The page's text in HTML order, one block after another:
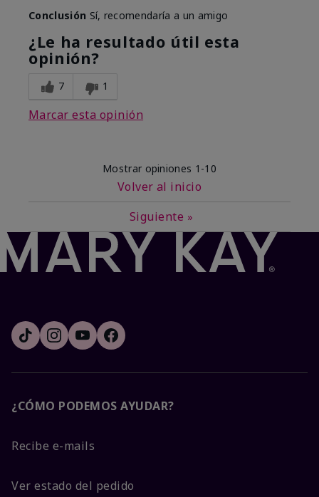
Conclusión Sí, recomendaría a un amigo
¿Le ha resultado útil esta
opinión?
7 1
Marcar esta opinión
Mostrar opiniones 1-10
Volver al inicio
Siguiente »
¿CÓMO PODEMOS AYUDAR?
Recibe e-mails
Ver estado del pedido